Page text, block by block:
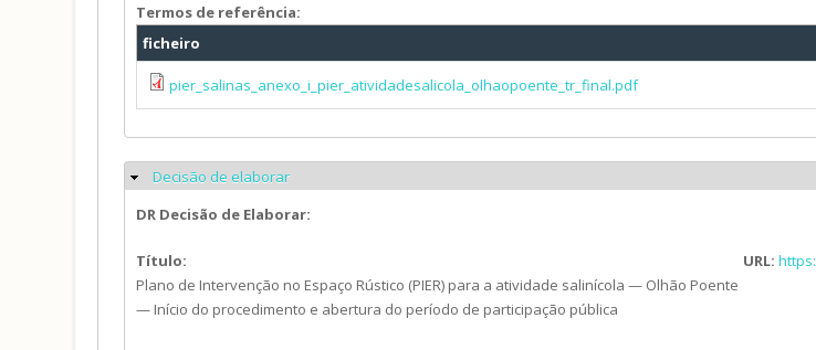
Termos de referência:
ficheiro
pier_salinas_anexo_i_pier_atividadesalicola_olhaopoente_tr_final.pdf
Ocultar
Decisão de elaborar
DR Decisão de Elaborar:
Título:
Plano de Intervenção no Espaço Rústico (PIER) para a atividade salinícola — Olhão Poente
— Início do procedimento e abertura do período de participação pública
URL: